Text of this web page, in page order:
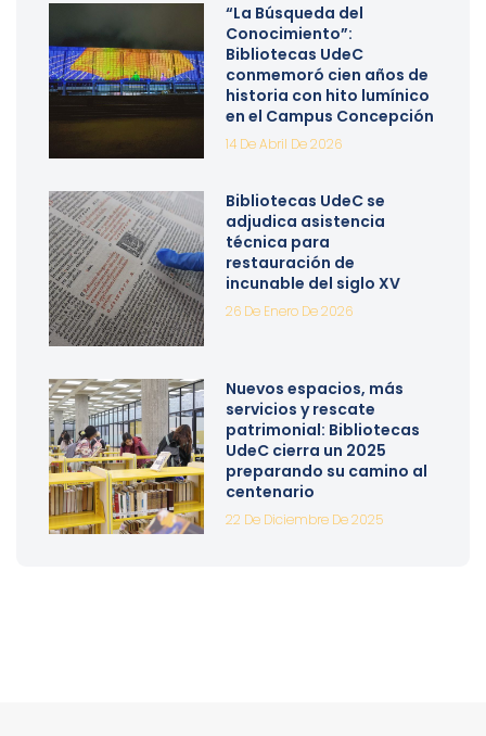
“La Búsqueda del
Conocimiento”:
Bibliotecas UdeC
conmemoró cien años de
historia con hito lumínico
en el Campus Concepción
14 De Abril De 2026
Bibliotecas UdeC se
adjudica asistencia
técnica para
restauración de
incunable del siglo XV
26 De Enero De 2026
Nuevos espacios, más
servicios y rescate
patrimonial: Bibliotecas
UdeC cierra un 2025
preparando su camino al
centenario
22 De Diciembre De 2025